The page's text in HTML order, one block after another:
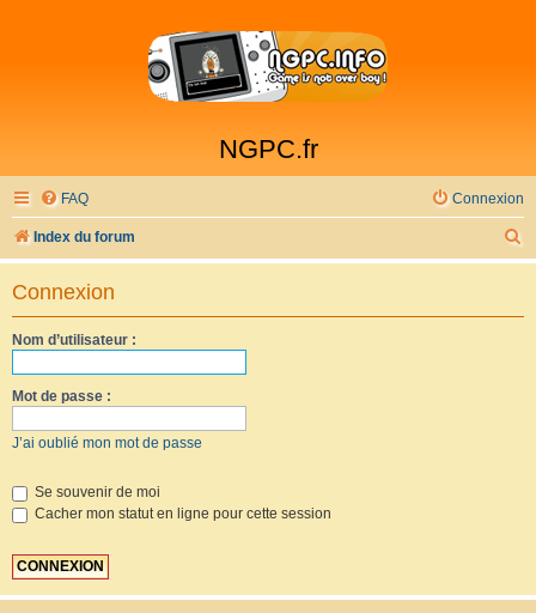
NGPC.fr
FAQ Connexion
Index du forum
e
Connexion
Nom d’utilisateur :
Mot de passe :
J’ai oublié mon mot de passe
Se souvenir de moi
Cacher mon statut en ligne pour cette session